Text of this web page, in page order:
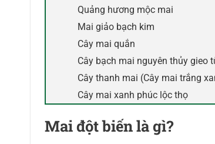
Quảng hương mộc mai
Mai giảo bạch kim
Cây mai quắn
Cây bạch mai nguyên thủy gieo
Cây thanh mai (Cây mai trắng
Cây mai xanh phúc lộc thọ
Mai đột biến là gì?